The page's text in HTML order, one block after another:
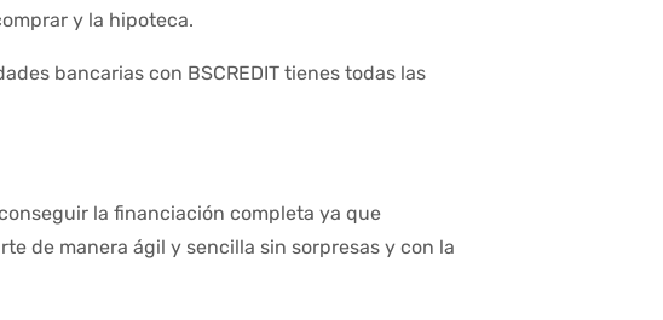
y la hipoteca.
bancarias con BSCREDIT tienes todas las
la financiación completa ya que
de manera ágil y sencilla sin sorpresas y con la